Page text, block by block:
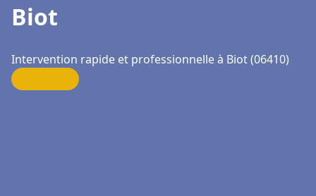
Biot
Intervention rapide et professionnelle à Biot (06410)